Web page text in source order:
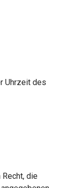
Uhrzeit des
die